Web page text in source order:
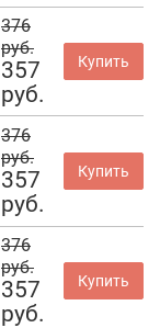
376
руб.
357
руб.
Купить
376
руб.
357
руб.
Купить
376
руб.
357
руб.
Купить